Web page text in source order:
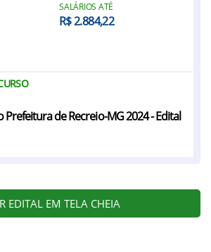
SALÁRIOS ATÉ
R$ 2.884,22
Prefeitura de Recreio-MG 2024 - Edital
EDITAL EM TELA CHEIA